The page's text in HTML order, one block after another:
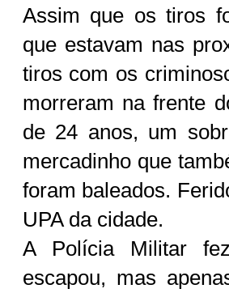
Assim que os tiros
que estavam nas
tiros com os
morreram na frente
de 24 anos, um
mercadinho que
foram baleados.
UPA da cidade.
A Polícia Militar
escapou, mas